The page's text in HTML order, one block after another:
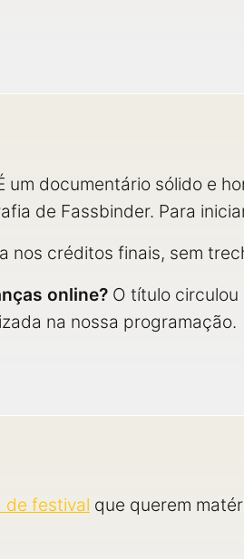
um documentário sólido e
de Fassbinder. Para
nos créditos finais, sem
online? O título
na nossa programação.
de festival que querem